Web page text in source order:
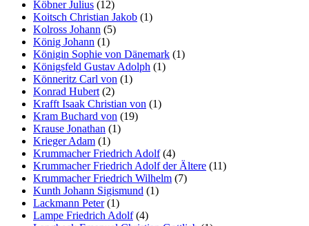
Köbner Julius (12)
Koitsch Christian Jakob (1)
Kolross Johann (5)
König Johann (1)
Königin Sophie von Dänemark (1)
Königsfeld Gustav Adolph (1)
Könneritz Carl von (1)
Konrad Hubert (2)
Krafft Isaak Christian von (1)
Kram Buchard von (19)
Krause Jonathan (1)
Krieger Adam (1)
Krummacher Friedrich Adolf(4)
Krummacher Friedrich Adolf der Ältere (11)
Krummacher Friedrich Wilhelm (7)
Kunth Johann Sigismund (1)
Lackmann Peter(1)
Lampe Friedrich Adolf(4)